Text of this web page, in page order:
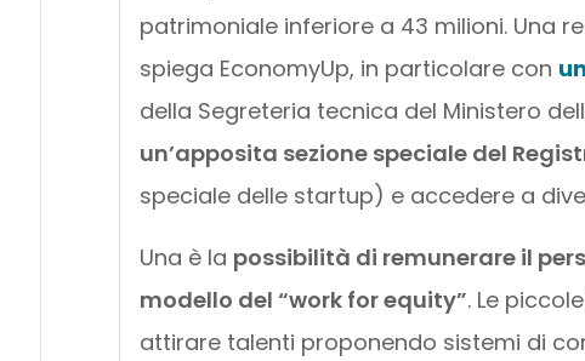
patrimoniale inferiore a 43 milioni. Una
spiega EconomyUp, in particolare con
della Segreteria tecnica del Ministero
un’apposita sezione speciale del
speciale delle startup) e accedere a
Una è la possibilità di remunerare il
modello del “work for equity”. Le
attirare talenti proponendo sistemi di